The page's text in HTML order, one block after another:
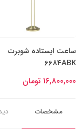
ساعت ایستاده شوبرت
6684ABK
16,800,000 تومان
مشخصات